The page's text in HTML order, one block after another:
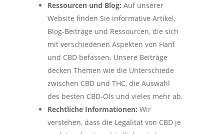
Ressourcen und Blog: Auf unserer
Website finden Sie informative Artikel,
Blog-Beiträge und Ressourcen, die sich
mit verschiedenen Aspekten von Hanf
und CBD befassen. Unsere Beiträge
decken Themen wie die Unterschiede
zwischen CBD und THC, die Auswahl
des besten CBD-Öls und vieles mehr ab.
Rechtliche Informationen: Wir
verstehen, dass die Legalität von CBD je